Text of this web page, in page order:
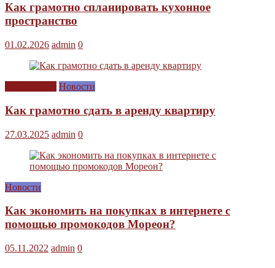
Как грамотно спланировать кухонное
пространство
01.02.2026 admin 0
Новости
Как грамотно сдать в аренду квартиру
27.03.2025 admin 0
Новости
Как экономить на покупках в интернете с
помощью промокодов Мореон?
05.11.2022 admin 0